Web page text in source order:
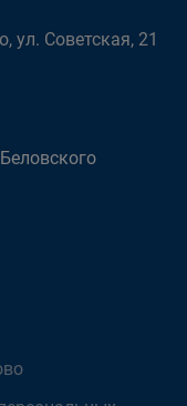
ул. Советская, 21